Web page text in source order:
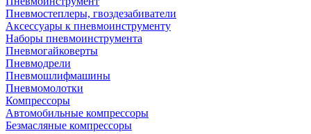
Пневмостеплеры, гвоздезабиватели
Аксессуары к пневмоинструменту
Наборы пневмоинструмента
Пневмогайковерты
Пневмодрели
Пневмошлифмашины
Пневмомолотки
Компрессоры
Автомобильные компрессоры
Безмасляные компрессоры